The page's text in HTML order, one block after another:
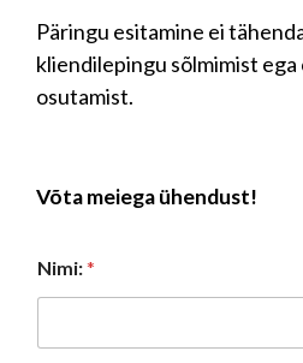
Päringu esitamine ei
kliendilepingu sõlmimist
osutamist.
Võta meiega ühendust!
Nimi:*